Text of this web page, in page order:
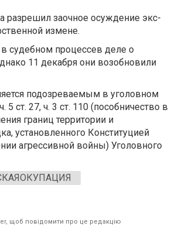
разрешил заочное осуждение экс-
измене.
судебном процессев деле о
11 декабря они возобновили
подозреваемым в уголовном
5 ст. 27, ч. 3 ст. 110 (пособничество в
границ территории и
установленного Конституцией
агрессивной войны) Уголовного
щоб повідомити про це редакцію